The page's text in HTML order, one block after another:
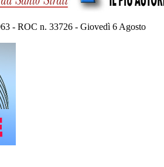
- ROC n. 33726 - Giovedì 6 Agosto